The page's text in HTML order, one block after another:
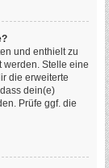
und enthielt zu
werden. Stelle eine
die erweiterte
dein(e)
Prüfe ggf. die